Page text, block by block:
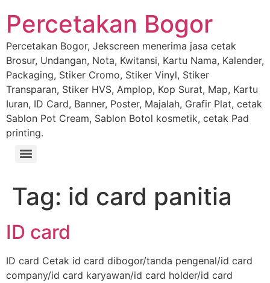
Percetakan Bogor
Percetakan Bogor, Jekscreen menerima jasa cetak
Brosur, Undangan, Nota, Kwitansi, Kartu Nama, Kalender,
Packaging, Stiker Cromo, Stiker Vinyl, Stiker
Transparan, Stiker HVS, Amplop, Kop Surat, Map, Kartu
Iuran, ID Card, Banner, Poster, Majalah, Grafir Plat, cetak
Sablon Pot Cream, Sablon Botol kosmetik, cetak Pad
printing.
Tag: id card panitia
ID card
ID card Cetak id card dibogor/tanda pengenal/id card
company/id card karyawan/id card holder/id card